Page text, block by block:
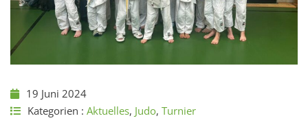
19 Juni 2024
Kategorien : Aktuelles, Judo, Turnier